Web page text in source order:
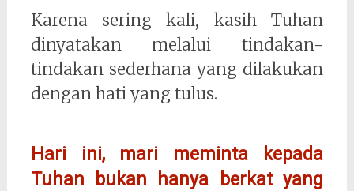
Karena sering kali, kasih Tuhan
dinyatakan melalui tindakan-
tindakan sederhana yang dilakukan
dengan hati yang tulus.
Hari ini, mari meminta kepada
Tuhan bukan hanya berkat yang